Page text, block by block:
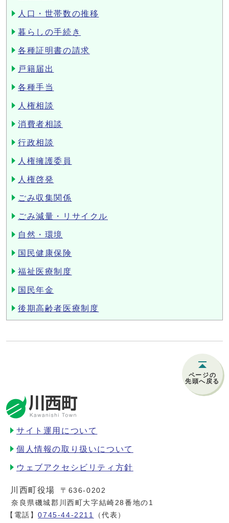
人口・世帯数の推移
暮らしの手続き
各種証明書の請求
戸籍届出
各種手当
人権相談
消費者相談
行政相談
人権擁護委員
人権啓発
ごみ収集関係
ごみ減量・リサイクル
自然・環境
国民健康保険
福祉医療制度
国民年金
後期高齢者医療制度
ページの
先頭へ戻る
サイト運用について
個人情報の取り扱いについて
ウェブアクセシビリティ方針
川西町役場
〒636-0202
奈良県磯城郡川西町大字結崎28番地の1
【電話】0745-44-2211
（代表）